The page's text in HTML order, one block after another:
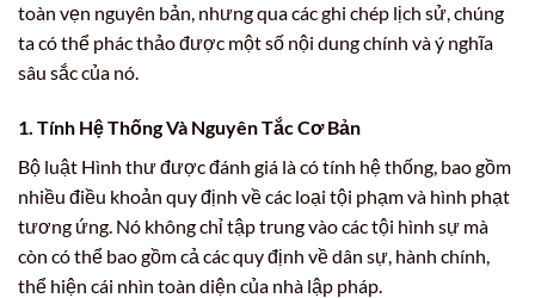
toàn vẹn nguyên bản, nhưng qua các ghi chép lịch sử, chúng
ta có thể phác thảo được một số nội dung chính và ý nghĩa
sâu sắc của nó.
1. Tính Hệ Thống Và Nguyên Tắc Cơ Bản
Bộ luật Hình thư được đánh giá là có tính hệ thống, bao gồm
nhiều điều khoản quy định về các loại tội phạm và hình phạt
tương ứng. Nó không chỉ tập trung vào các tội hình sự mà
còn có thể bao gồm cả các quy định về dân sự, hành chính,
thể hiện cái nhìn toàn diện của nhà lập pháp.